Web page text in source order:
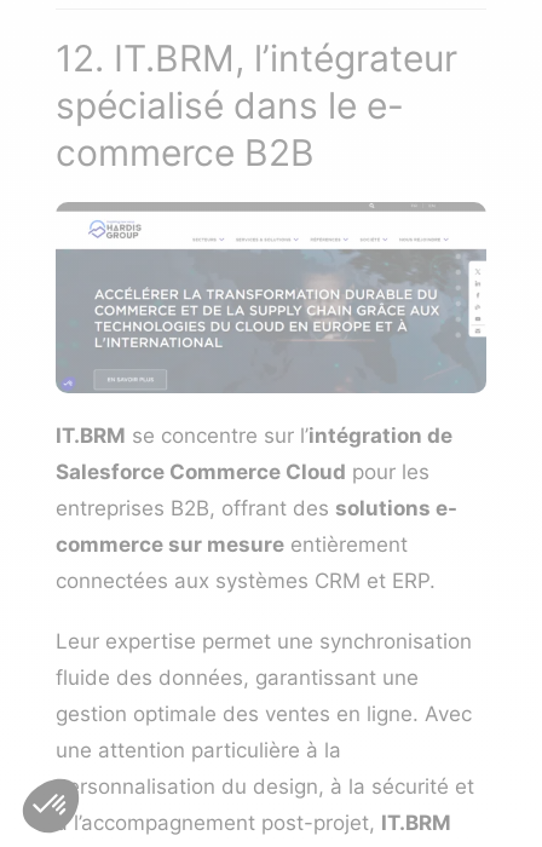
12. IT.BRM, l’intégrateur
spécialisé dans le e-
commerce B2B
IT.BRM se concentre sur l’intégration de
Salesforce Commerce Cloud pour les
entreprises B2B, offrant des solutions e-
commerce sur mesure entièrement
connectées aux systèmes CRM et ERP.
Leur expertise permet une synchronisation
fluide des données, garantissant une
gestion optimale des ventes en ligne. Avec
une attention particulière à la
personnalisation du design, à la sécurité et
à l’accompagnement post-projet, IT.BRM